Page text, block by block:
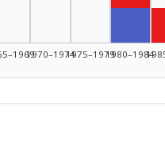
1970–19741975–19791980–1984